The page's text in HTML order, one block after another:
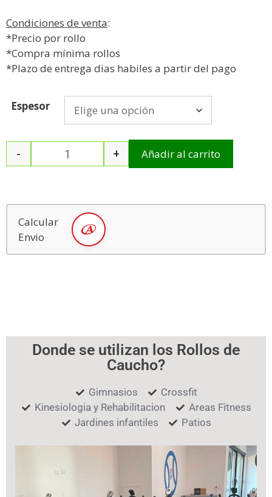
Condiciones de venta:
*Precio por rollo
*Compra mínima rollos
*Plazo de entrega dias habiles a partir del pago
Espesor
- + Añadir al carrito
Calcular
Envio
Donde se utilizan los Rollos de
Caucho?
Gimnasios
Crossfit
Kinesiologia y Rehabilitacion
Areas Fitness
Jardines infantiles
Patios